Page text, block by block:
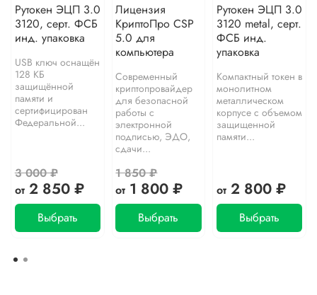
Рутокен ЭЦП 3.0
3120, серт. ФСБ
инд. упаковка
USB ключ оснащён
128 КБ
защищённой
памяти и
сертифицирован
Федеральной...
3 000 ₽
от2 850 ₽
Выбрать
Лицензия
КриптоПро CSP
5.0 для
компьютера
Современный
криптопровайдер
для безопасной
работы с
электронной
подписью, ЭДО,
сдачи...
1 850 ₽
от 1 800 ₽
Выбрать
Рутокен ЭЦП 3.0
3120 metal, серт.
ФСБ инд.
упаковка
Компактный токен в
монолитном
металлическом
корпусе с объемом
защищенной
памяти...
от 2 800 ₽
Выбрать